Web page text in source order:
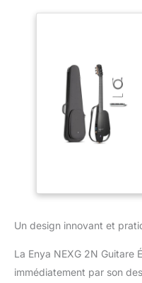
Un design innovant et
La Enya NEXG 2N Guitare
immédiatement par son